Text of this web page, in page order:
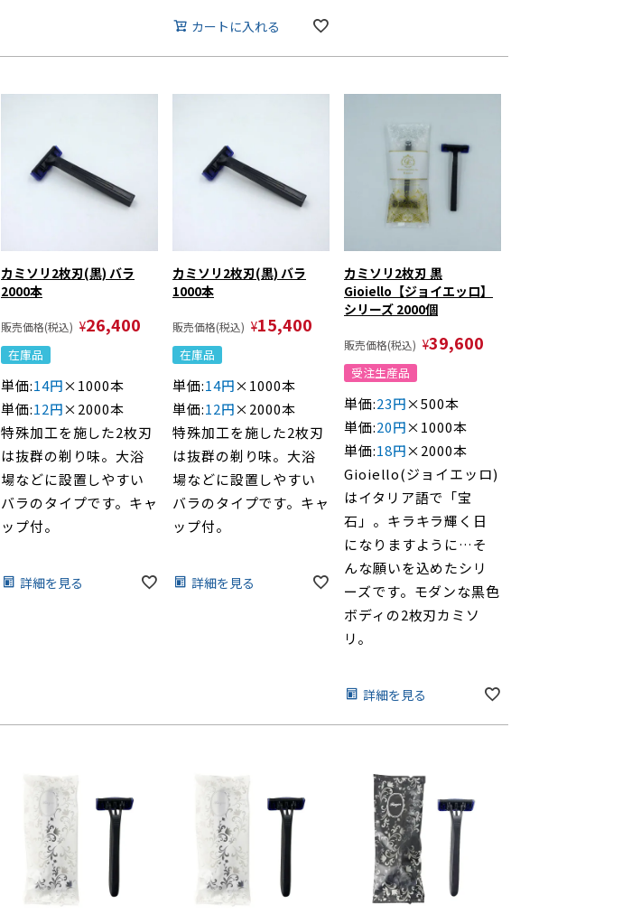
カートに入れる
カミソリ2枚刃(黒) バラ
2000本
販売価格(税込) ¥26,400
在庫品
単価:14円×1000本
単価:12円×2000本
特殊加工を施した2枚刃
は抜群の剃り味。大浴
場などに設置しやすい
バラのタイプです。キャ
ップ付。
詳細を見る
カミソリ2枚刃(黒) バラ
1000本
販売価格(税込) ¥15,400
在庫品
単価:14円×1000本
単価:12円×2000本
特殊加工を施した2枚刃
は抜群の剃り味。大浴
場などに設置しやすい
バラのタイプです。キャ
ップ付。
詳細を見る
カミソリ2枚刃 黒
Gioiello【ジョイエッロ】
シリーズ 2000個
販売価格(税込) ¥39,600
受注生産品
単価:23円×500本
単価:20円×1000本
単価:18円×2000本
Gioiello(ジョイエッロ)
はイタリア語で「宝
石」。キラキラ輝く日
になりますように…そ
んな願いを込めたシリ
ーズです。モダンな黒色
ボディの2枚刃カミソ
リ。
詳細を見る